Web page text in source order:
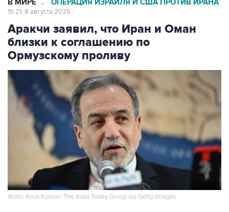
Аракчи заявил, что Иран и Оман
близки к соглашению по
Ормузскому проливу
Фото: Arun Kumar/ The India Today Group via Getty Images
Москва. 8 августа. INTERFAX.RU - Тегеран и